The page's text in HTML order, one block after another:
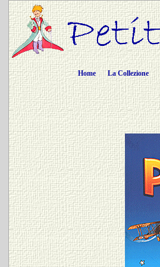
Home La Collezione